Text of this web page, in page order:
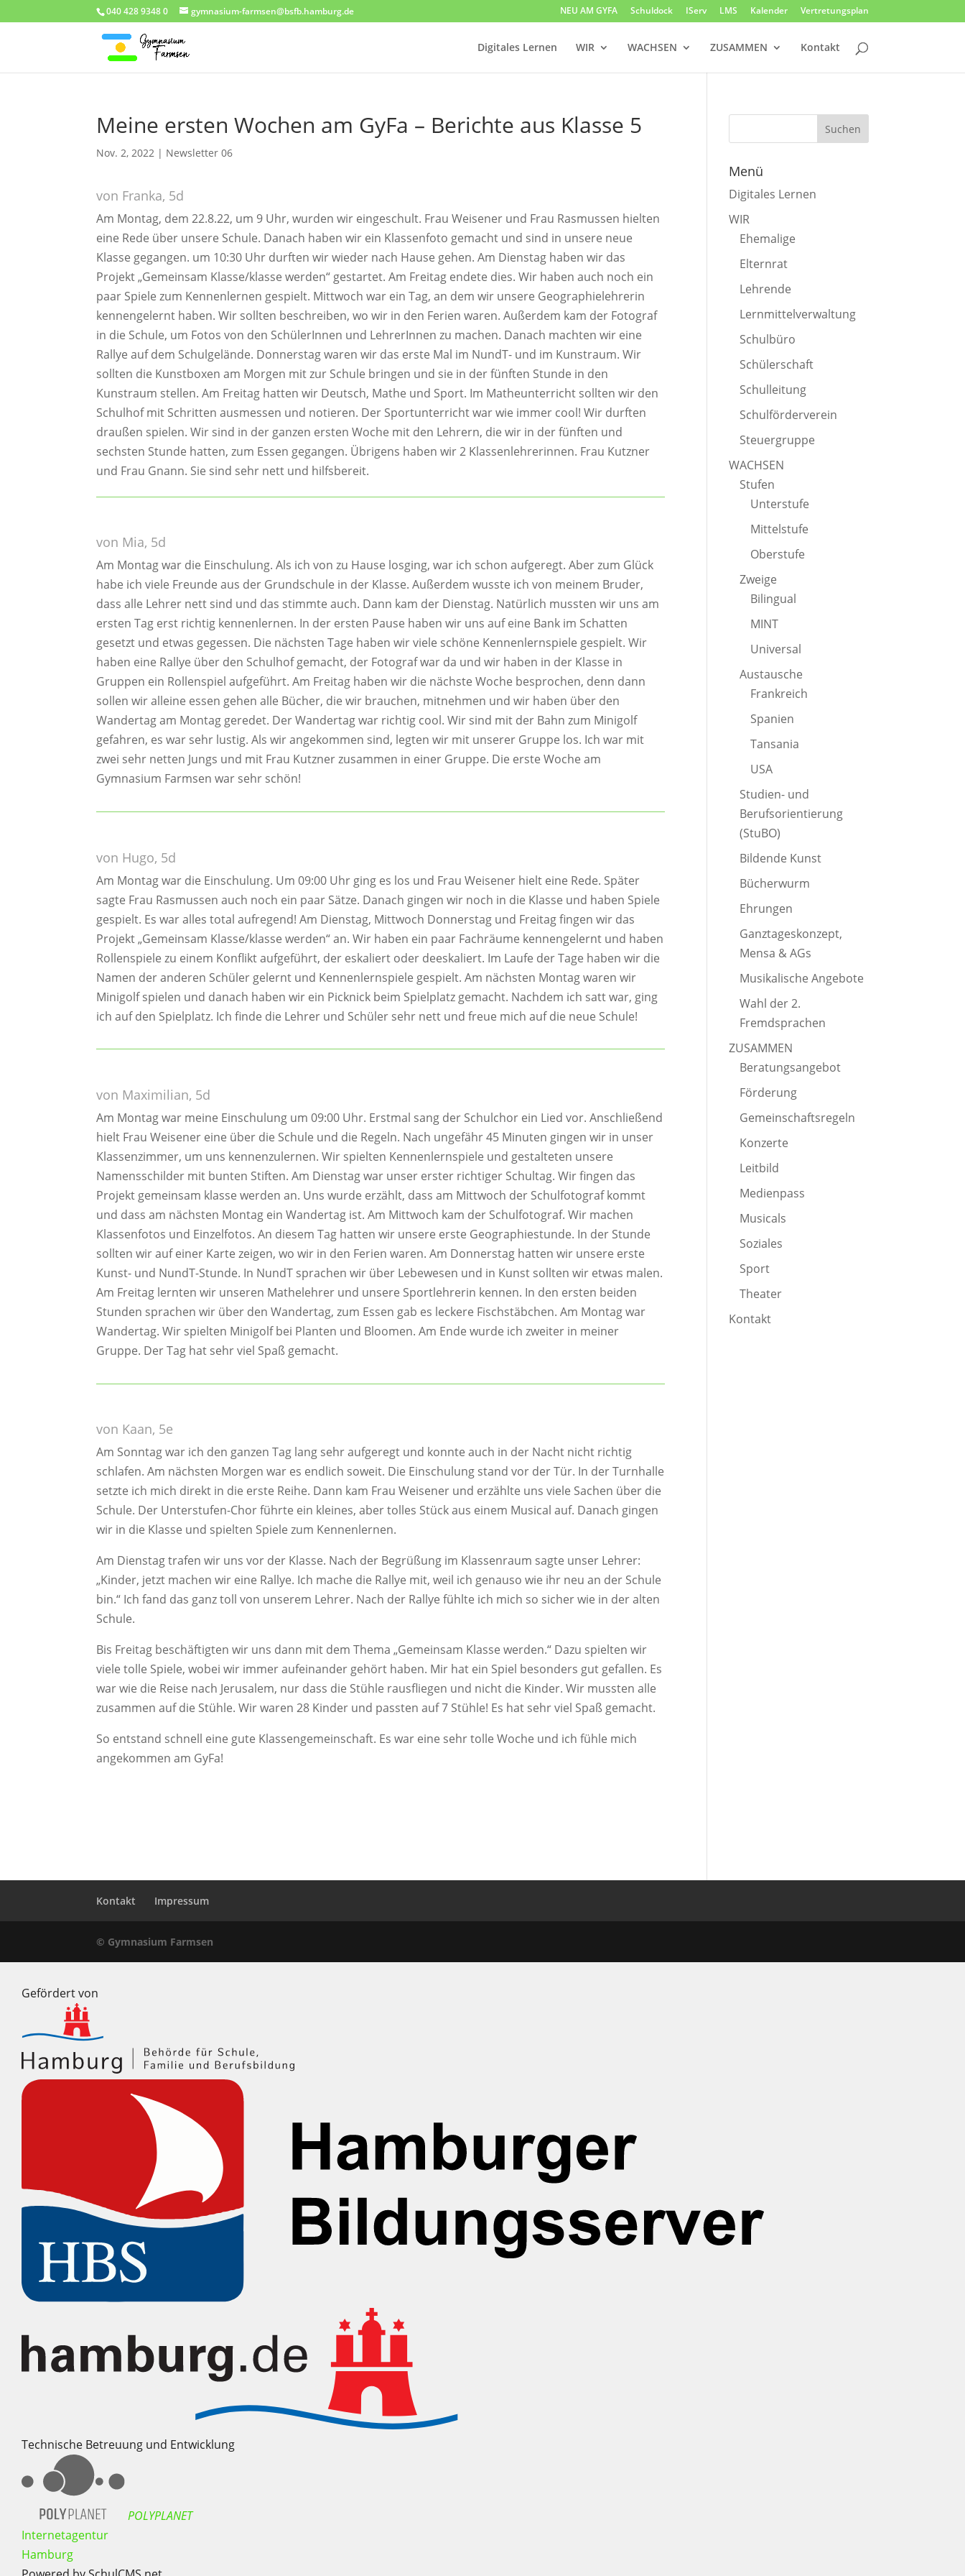
040 428 9348 0 gymnasium-farmsen@bsfb.hamburg.de NEU AM GYFA Schuldock IServ LMS Kalender Vertretungsplan
Digitales Lernen WIR WACHSEN ZUSAMMEN Kontakt
Meine ersten Wochen am GyFa – Berichte aus Klasse 5
Nov. 2, 2022 | Newsletter 06
von Franka, 5d
Am Montag, dem 22.8.22, um 9 Uhr, wurden wir eingeschult. Frau Weisener und Frau Rasmussen hielten
eine Rede über unsere Schule. Danach haben wir ein Klassenfoto gemacht und sind in unsere neue
Klasse gegangen. um 10:30 Uhr durften wir wieder nach Hause gehen. Am Dienstag haben wir das
Projekt „Gemeinsam Klasse/klasse werden“ gestartet. Am Freitag endete dies. Wir haben auch noch ein
paar Spiele zum Kennenlernen gespielt. Mittwoch war ein Tag, an dem wir unsere Geographielehrerin
kennengelernt haben. Wir sollten beschreiben, wo wir in den Ferien waren. Außerdem kam der Fotograf
in die Schule, um Fotos von den SchülerInnen und LehrerInnen zu machen. Danach machten wir eine
Rallye auf dem Schulgelände. Donnerstag waren wir das erste Mal im NundT- und im Kunstraum. Wir
sollten die Kunstboxen am Morgen mit zur Schule bringen und sie in der fünften Stunde in den
Kunstraum stellen. Am Freitag hatten wir Deutsch, Mathe und Sport. Im Matheunterricht sollten wir den
Schulhof mit Schritten ausmessen und notieren. Der Sportunterricht war wie immer cool! Wir durften
draußen spielen. Wir sind in der ganzen ersten Woche mit den Lehrern, die wir in der fünften und
sechsten Stunde hatten, zum Essen gegangen. Übrigens haben wir 2 Klassenlehrerinnen. Frau Kutzner
und Frau Gnann. Sie sind sehr nett und hilfsbereit.
von Mia, 5d
Am Montag war die Einschulung. Als ich von zu Hause losging, war ich schon aufgeregt. Aber zum Glück
habe ich viele Freunde aus der Grundschule in der Klasse. Außerdem wusste ich von meinem Bruder,
dass alle Lehrer nett sind und das stimmte auch. Dann kam der Dienstag. Natürlich mussten wir uns am
ersten Tag erst richtig kennenlernen. In der ersten Pause haben wir uns auf eine Bank im Schatten
gesetzt und etwas gegessen. Die nächsten Tage haben wir viele schöne Kennenlernspiele gespielt. Wir
haben eine Rallye über den Schulhof gemacht, der Fotograf war da und wir haben in der Klasse in
Gruppen ein Rollenspiel aufgeführt. Am Freitag haben wir die nächste Woche besprochen, denn dann
sollen wir alleine essen gehen alle Bücher, die wir brauchen, mitnehmen und wir haben über den
Wandertag am Montag geredet. Der Wandertag war richtig cool. Wir sind mit der Bahn zum Minigolf
gefahren, es war sehr lustig. Als wir angekommen sind, legten wir mit unserer Gruppe los. Ich war mit
zwei sehr netten Jungs und mit Frau Kutzner zusammen in einer Gruppe. Die erste Woche am
Gymnasium Farmsen war sehr schön!
von Hugo, 5d
Am Montag war die Einschulung. Um 09:00 Uhr ging es los und Frau Weisener hielt eine Rede. Später
sagte Frau Rasmussen auch noch ein paar Sätze. Danach gingen wir noch in die Klasse und haben Spiele
gespielt. Es war alles total aufregend! Am Dienstag, Mittwoch Donnerstag und Freitag fingen wir das
Projekt „Gemeinsam Klasse/klasse werden“ an. Wir haben ein paar Fachräume kennengelernt und haben
Rollenspiele zu einem Konflikt aufgeführt, der eskaliert oder deeskaliert. Im Laufe der Tage haben wir die
Namen der anderen Schüler gelernt und Kennenlernspiele gespielt. Am nächsten Montag waren wir
Minigolf spielen und danach haben wir ein Picknick beim Spielplatz gemacht. Nachdem ich satt war, ging
ich auf den Spielplatz. Ich finde die Lehrer und Schüler sehr nett und freue mich auf die neue Schule!
von Maximilian, 5d
Am Montag war meine Einschulung um 09:00 Uhr. Erstmal sang der Schulchor ein Lied vor. Anschließend
hielt Frau Weisener eine über die Schule und die Regeln. Nach ungefähr 45 Minuten gingen wir in unser
Klassenzimmer, um uns kennenzulernen. Wir spielten Kennenlernspiele und gestalteten unsere
Namensschilder mit bunten Stiften. Am Dienstag war unser erster richtiger Schultag. Wir fingen das
Projekt gemeinsam klasse werden an. Uns wurde erzählt, dass am Mittwoch der Schulfotograf kommt
und dass am nächsten Montag ein Wandertag ist. Am Mittwoch kam der Schulfotograf. Wir machen
Klassenfotos und Einzelfotos. An diesem Tag hatten wir unsere erste Geographiestunde. In der Stunde
sollten wir auf einer Karte zeigen, wo wir in den Ferien waren. Am Donnerstag hatten wir unsere erste
Kunst- und NundT-Stunde. In NundT sprachen wir über Lebewesen und in Kunst sollten wir etwas malen.
Am Freitag lernten wir unseren Mathelehrer und unsere Sportlehrerin kennen. In den ersten beiden
Stunden sprachen wir über den Wandertag, zum Essen gab es leckere Fischstäbchen. Am Montag war
Wandertag. Wir spielten Minigolf bei Planten und Bloomen. Am Ende wurde ich zweiter in meiner
Gruppe. Der Tag hat sehr viel Spaß gemacht.
von Kaan, 5e
Am Sonntag war ich den ganzen Tag lang sehr aufgeregt und konnte auch in der Nacht nicht richtig
schlafen. Am nächsten Morgen war es endlich soweit. Die Einschulung stand vor der Tür. In der Turnhalle
setzte ich mich direkt in die erste Reihe. Dann kam Frau Weisener und erzählte uns viele Sachen über die
Schule. Der Unterstufen-Chor führte ein kleines, aber tolles Stück aus einem Musical auf. Danach gingen
wir in die Klasse und spielten Spiele zum Kennenlernen.
Am Dienstag trafen wir uns vor der Klasse. Nach der Begrüßung im Klassenraum sagte unser Lehrer:
„Kinder, jetzt machen wir eine Rallye. Ich mache die Rallye mit, weil ich genauso wie ihr neu an der Schule
bin.“ Ich fand das ganz toll von unserem Lehrer. Nach der Rallye fühlte ich mich so sicher wie in der alten
Schule.
Bis Freitag beschäftigten wir uns dann mit dem Thema „Gemeinsam Klasse werden.“ Dazu spielten wir
viele tolle Spiele, wobei wir immer aufeinander gehört haben. Mir hat ein Spiel besonders gut gefallen. Es
war wie die Reise nach Jerusalem, nur dass die Stühle rausfliegen und nicht die Kinder. Wir mussten alle
zusammen auf die Stühle. Wir waren 28 Kinder und passten auf 7 Stühle! Es hat sehr viel Spaß gemacht.
So entstand schnell eine gute Klassengemeinschaft. Es war eine sehr tolle Woche und ich fühle mich
angekommen am GyFa!
Menü
Digitales Lernen
WIR
Ehemalige
Elternrat
Lehrende
Lernmittelverwaltung
Schulbüro
Schülerschaft
Schulleitung
Schulförderverein
Steuergruppe
WACHSEN
Stufen
Unterstufe
Mittelstufe
Oberstufe
Zweige
Bilingual
MINT
Universal
Austausche
Frankreich
Spanien
Tansania
USA
Studien- und
Berufsorientierung
(StuBO)
Bildende Kunst
Bücherwurm
Ehrungen
Ganztageskonzept,
Mensa & AGs
Musikalische Angebote
Wahl der 2.
Fremdsprachen
ZUSAMMEN
Beratungsangebot
Förderung
Gemeinschaftsregeln
Konzerte
Leitbild
Medienpass
Musicals
Soziales
Sport
Theater
Kontakt
Kontakt Impressum
© Gymnasium Farmsen
Gefördert von
Technische Betreuung und Entwicklung
POLYPLANET
Internetagentur
Hamburg